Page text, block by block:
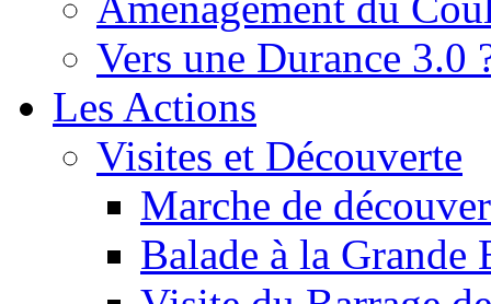
Vers une Durance 3.0
Les Actions
Visites et Découverte
Marche de
Balade à la Grande